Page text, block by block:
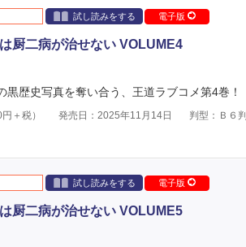
試し読みをする 電子版
厨二病が治せない VOLUME4
黒歴史写真を奪い合う、王道ラブコメ第4巻！
円＋税） 発売日：2025年11月14日 判型：Ｂ６判
試し読みをする 電子版
厨二病が治せない VOLUME5